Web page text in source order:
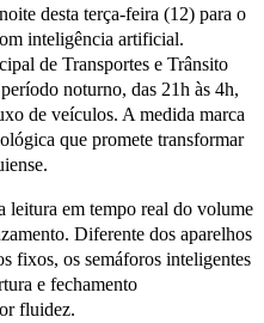
desta terça-feira (12) para o
inteligência artificial.
de Transportes e Trânsito
noturno, das 21h às 4h,
de veículos. A medida marca
que promete transformar
leitura em tempo real do volume
Diferente dos aparelhos
fixos, os semáforos inteligentes
e fechamento
fluidez.